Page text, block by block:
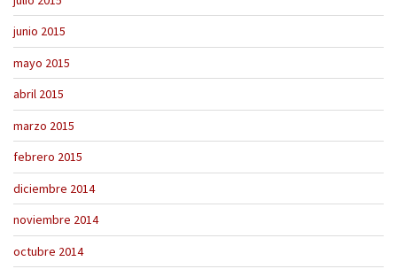
junio 2015
mayo 2015
abril 2015
marzo 2015
febrero 2015
diciembre 2014
noviembre 2014
octubre 2014